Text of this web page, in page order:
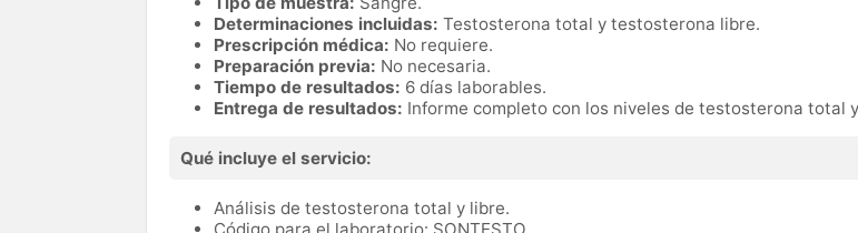
Determinaciones incluidas: Testosterona total y testosterona libre.
Prescripción médica: No requiere.
Preparación previa: No necesaria.
Tiempo de resultados: 6 días laborables.
Entrega de resultados: Informe completo con los niveles de testosterona total
Qué incluye el servicio:
Análisis de testosterona total y libre.